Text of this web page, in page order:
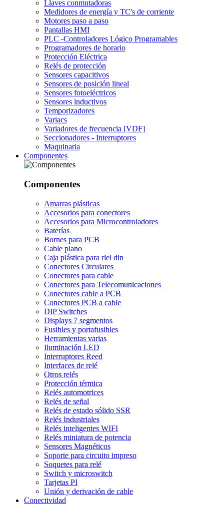
Llaves conmutadoras
Medidores de energía y TC's de corriente
Motores paso a paso
Pantallas HMI
PLC -Controladores Lógico Programables
Programadores de horario
Protección Eléctrica
Relés de protección
Sensores capacitivos
Sensores de posición lineal
Sensores fotoeléctricos
Sensores inductivos
Temporizadores
Variacs
Variadores de frecuencia [VDF]
Seccionadores - Interruptores
Maquinaria
Componentes
Componentes
Amarras plásticas
Accesorios para conectores
Accesorios para Microcontroladores
Baterías
Bornes para PCB
Cable plano
Caja plástica para riel din
Conectores Circulares
Conectores para cable
Conectores para Telecomunicaciones
Conectores cable a PCB
Conectores PCB a cable
DIP Switches
Displays 7 segmentos
Fusibles y portafusibles
Herramientas varias
Iluminación LED
Interruptores Reed
Interfaces de relé
Otros relés
Protección térmica
Relés automotrices
Relés de señal
Relés de estado sólido SSR
Relés Industriales
Relés inteligentes WIFI
Relés miniatura de potencia
Sensores Magnéticos
Soporte para circuito impreso
Soquetes para relé
Switch y microswitch
Tarjetas PI
Unión y derivación de cable
Conectividad